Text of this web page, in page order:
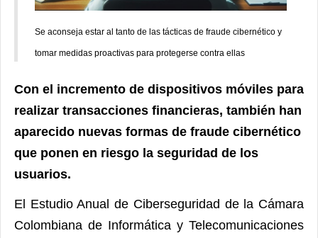
Se aconseja estar al tanto de las tácticas de fraude cibernético y
tomar medidas proactivas para protegerse contra ellas
Con el incremento de dispositivos móviles para
realizar transacciones financieras, también han
aparecido nuevas formas de fraude cibernético
que ponen en riesgo la seguridad de los
usuarios.
El Estudio Anual de Ciberseguridad de la Cámara
Colombiana de Informática y Telecomunicaciones